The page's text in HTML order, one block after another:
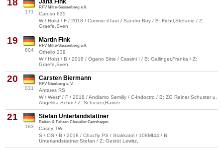
171
RFV Milte-Sassenberg e.V.
Caruso 635
W / Holst / F / 2018 / Comme il faut / Sandro Boy / B: Fichtl,Stefanie / Z:
Graefe,Sven
19
804
Martin Fink
RFV Milte-Sassenberg e.V.
Othello 239
W / Holst / B / 2018 / Ogano Sitte / Cassini I / B: Gallinger,Franka / Z:
Graefe,Sven
20
031
Carsten Biermann
RFV Nienburg e. V.
Antares RS
W / Westf / F / 2018 / Andiamo Semilly / C-Indoctro / B: ZG Reiner Schuster u.
Angelika Schm / Z: Schuster,Rainer
21
183
Stefan Unterlandstättner
Reiten & Fahren Chevalier Genshagen
Casey TW
S / OS / B / 2018 / Chacfly PS / Stakkatol / 108MI44 / B:
Unterlandstättner,Stefan / Z: Gestüt Lewitz,